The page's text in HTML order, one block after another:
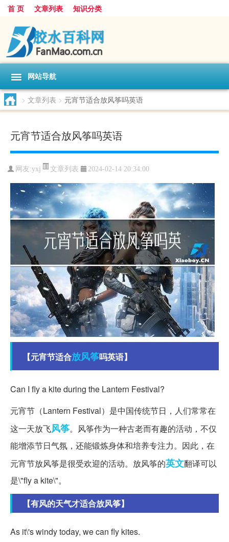
首 页 文章列表 知识分类
网站导航
> 文章列表 > 元宵节适合放风筝吗英语
元宵节适合放风筝吗英语
网友:yxj 文章列表 2024-02-14 20:34:00
【元宵节适合放风筝吗英语】
Can I fly a kite during the Lantern Festival?
元宵节（Lantern Festival）是中国传统节日，人们常常在
这一天放飞风筝。风筝作为一种古老而有趣的活动，不仅
能增添节日气氛，还能锻炼身体和培养专注力。因此，在
元宵节放风筝是很受欢迎的活动。放风筝的英文翻译可以
是\"fly a kite\"。
【有风的天气才适合放风筝】
As it\'s windy today, we can fly kites.